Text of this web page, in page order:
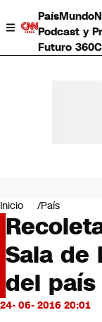
PaísMundo
Podcast y
Futuro 360
Negocios
Deportes
Programas
Cultura
Servicios
Bits
CNN Data
CNN tiempo
Inicio País
Sala de
del país
24- 06- 2016 20:01